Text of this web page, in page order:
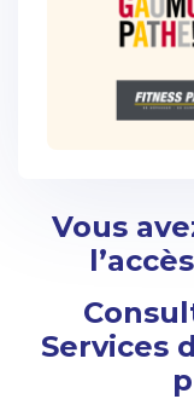
Vous
Services